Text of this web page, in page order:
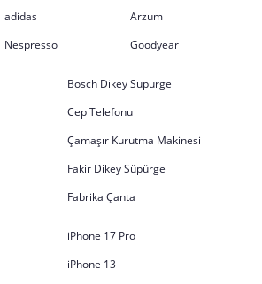
adidas
Arzum
Nespresso Goodyear
Bosch Dikey Süpürge
Cep Telefonu
Çamaşır Kurutma Makinesi
Fakir Dikey Süpürge
Fabrika Çanta
iPhone 17 Pro
iPhone 13